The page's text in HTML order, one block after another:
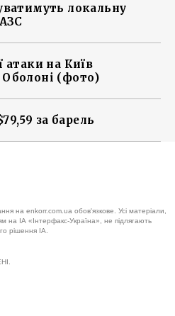
локальну
атаки на Київ
Оболоні (фото)
за барель
на enkorr.com.ua обов'язкове. Усі матеріали,
на ІА «Інтерфакс-Україна», не підлягають
рішення ІА.